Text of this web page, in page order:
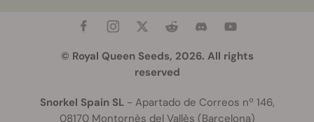
© Royal Queen Seeds, 2026. All rights
reserved
Snorkel Spain SL- Apartado de Correos nº 146,
08170 Montornès del Vallès (Barcelona)